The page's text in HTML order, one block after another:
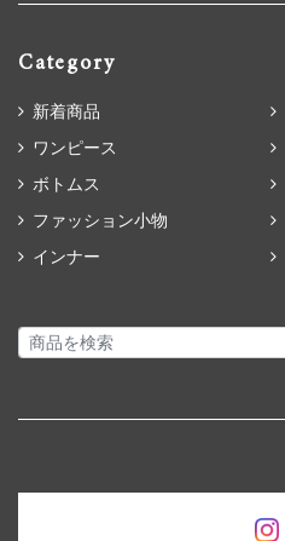
Category
新着商品
ワンピース
ボトムス
ファッション小物
インナー